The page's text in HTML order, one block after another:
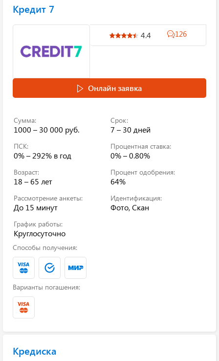
Кредит 7
4.4 126
Онлайн заявка
Сумма:
1000 – 30 000 руб.
Срок:
7 – 30 дней
ПСК:
0% – 292% в год
Процентная ставка:
0% – 0.80%
Возраст:
18 – 65 лет
Процент одобрения:
64%
Рассмотрение анкеты:
До 15 минут
Идентификация:
Фото, Скан
График работы:
Круглосуточно
Способы получения:
Варианты погашения:
Кредиска